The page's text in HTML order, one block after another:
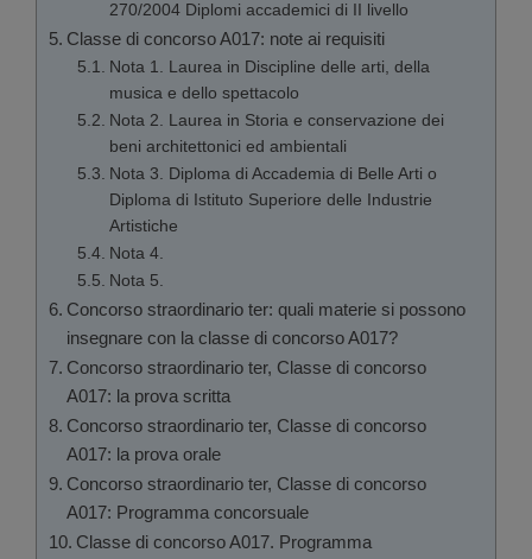
270/2004 Diplomi accademici di II livello
Classe di concorso A017: note ai requisiti
Nota 1. Laurea in Discipline delle arti, della
musica e dello spettacolo
Nota 2. Laurea in Storia e conservazione dei
beni architettonici ed ambientali
Nota 3. Diploma di Accademia di Belle Arti o
Diploma di Istituto Superiore delle Industrie
Artistiche
Nota 4.
Nota 5.
Concorso straordinario ter: quali materie si possono
insegnare con la classe di concorso A017?
Concorso straordinario ter, Classe di concorso
A017: la prova scritta
Concorso straordinario ter, Classe di concorso
A017: la prova orale
Concorso straordinario ter, Classe di concorso
A017: Programma concorsuale
Classe di concorso A017. Programma